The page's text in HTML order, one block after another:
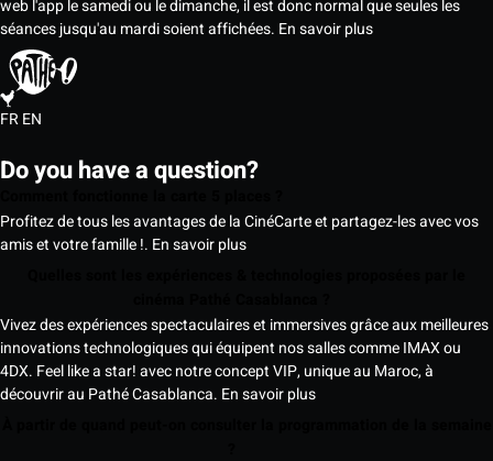
web l'app le samedi ou le dimanche, il est donc normal que seules les
séances jusqu'au mardi soient affichées. En savoir plus
FREN
Do you have a question?
Profitez de tous les avantages de la CinéCarte et partagez-les avec vos
amis et votre famille !. En savoir plus
Vivez des expériences spectaculaires et immersives grâce aux meilleures
innovations technologiques qui équipent nos salles comme IMAX ou
4DX. Feel like a star! avec notre concept VIP, unique au Maroc, à
découvrir au Pathé Casablanca. En savoir plus